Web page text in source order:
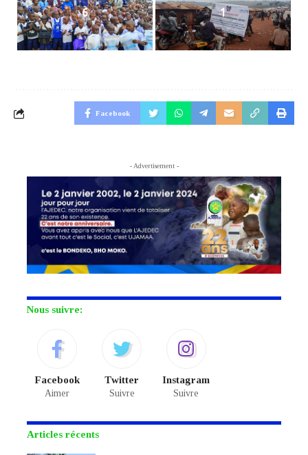
6 1
Facebook
- Advertisement -
Nous suivre:
Facebook
Aimer
Twitter
Suivre
Instagram
Suivre
Articles récents